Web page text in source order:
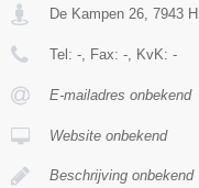
De Kampen 26 7943
Tel: - , Fax: - , KvK: -
E-mailadres onbekend
Website onbekend
Beschrijving onbekend